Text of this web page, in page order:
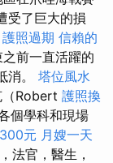
受了巨大的損
護照過期 信賴的
前一直活躍的
消。 塔位風水
（Robert 護照換
個學科和現場
元 月嫂一天
法官，醫生，